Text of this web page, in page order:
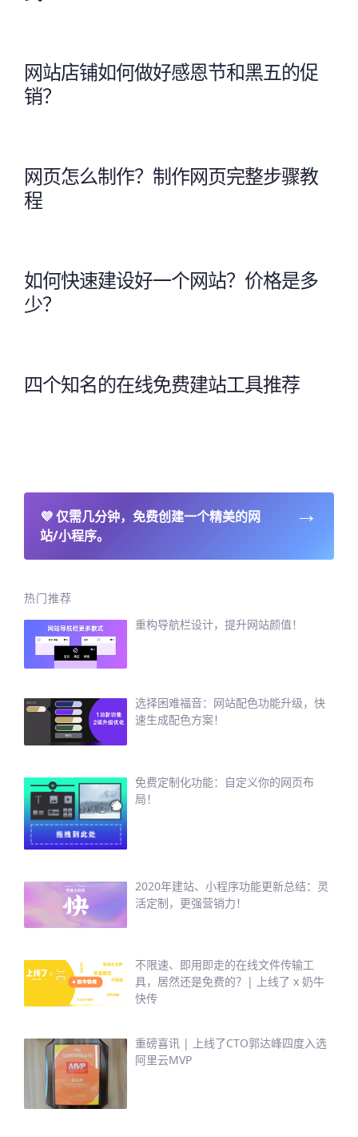
网站店铺如何做好感恩节和黑五的促
销？
网页怎么制作？制作网页完整步骤教
程
如何快速建设好一个网站？价格是多
少？
四个知名的在线免费建站工具推荐
💜仅需几分钟，免费创建一个精美的网
站/小程序。
→
热门推荐
重构导航栏设计，提升网站颜值！
选择困难福音：网站配色功能升级，快
速生成配色方案！
免费定制化功能：自定义你的网页布
局！
2020年建站、小程序功能更新总结：灵
活定制，更强营销力！
不限速、即用即走的在线文件传输工
具，居然还是免费的？| 上线了 x 奶牛
快传
重磅喜讯 | 上线了CTO郭达峰四度入选
阿里云MVP